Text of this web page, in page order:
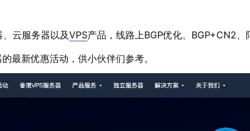
云服务器以及VPS产品，线路上BGP优化、BGP+CN2、
最新优惠活动，供小伙伴们参考。